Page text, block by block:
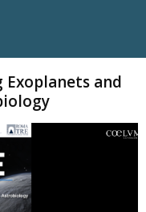
Exoplanets and